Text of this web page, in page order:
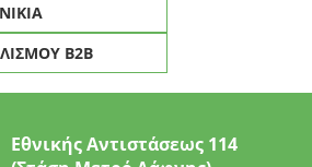
Β2Β
Εθνικής Αντιστάσεως 114